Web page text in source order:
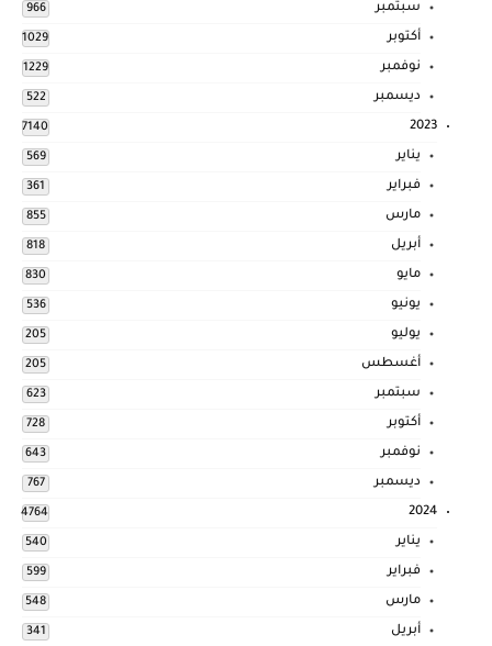
سبتمبر 966
أكتوبر 1029
نوفمبر 1229
ديسمبر 522
2023
7140
يناير 569
فبراير 361
مارس 855
أبريل 818
مايو 830
يونيو 536
يوليو 205
أغسطس 205
سبتمبر 623
أكتوبر 728
نوفمبر 643
ديسمبر 767
2024
4764
يناير 540
فبراير 599
مارس 548
أبريل 341